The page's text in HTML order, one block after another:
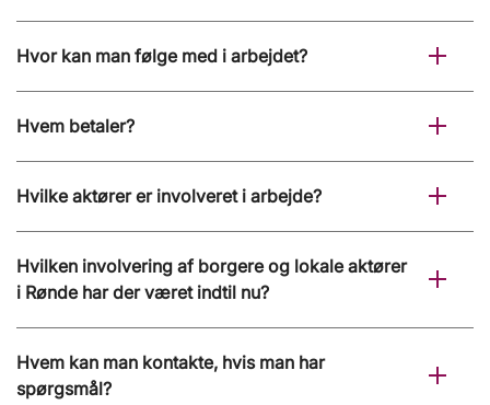
Hvor kan man følge med i arbejdet?
Hvem betaler?
Hvilke aktører er involveret i arbejde?
Hvilken involvering af borgere og lokale aktører
i Rønde har der været indtil nu?
Hvem kan man kontakte, hvis man har
spørgsmål?